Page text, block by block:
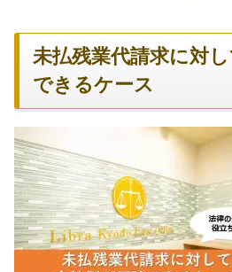
未払残業代請求に対
できるケース